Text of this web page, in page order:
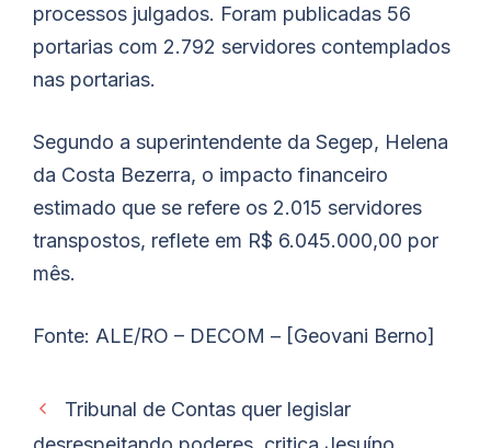
processos julgados. Foram publicadas 56
portarias com 2.792 servidores contemplados
nas portarias.
Segundo a superintendente da Segep, Helena
da Costa Bezerra, o impacto financeiro
estimado que se refere os 2.015 servidores
transpostos, reflete em R$ 6.045.000,00 por
mês.
Fonte: ALE/RO – DECOM – [Geovani Berno]
Tribunal de Contas quer legislar